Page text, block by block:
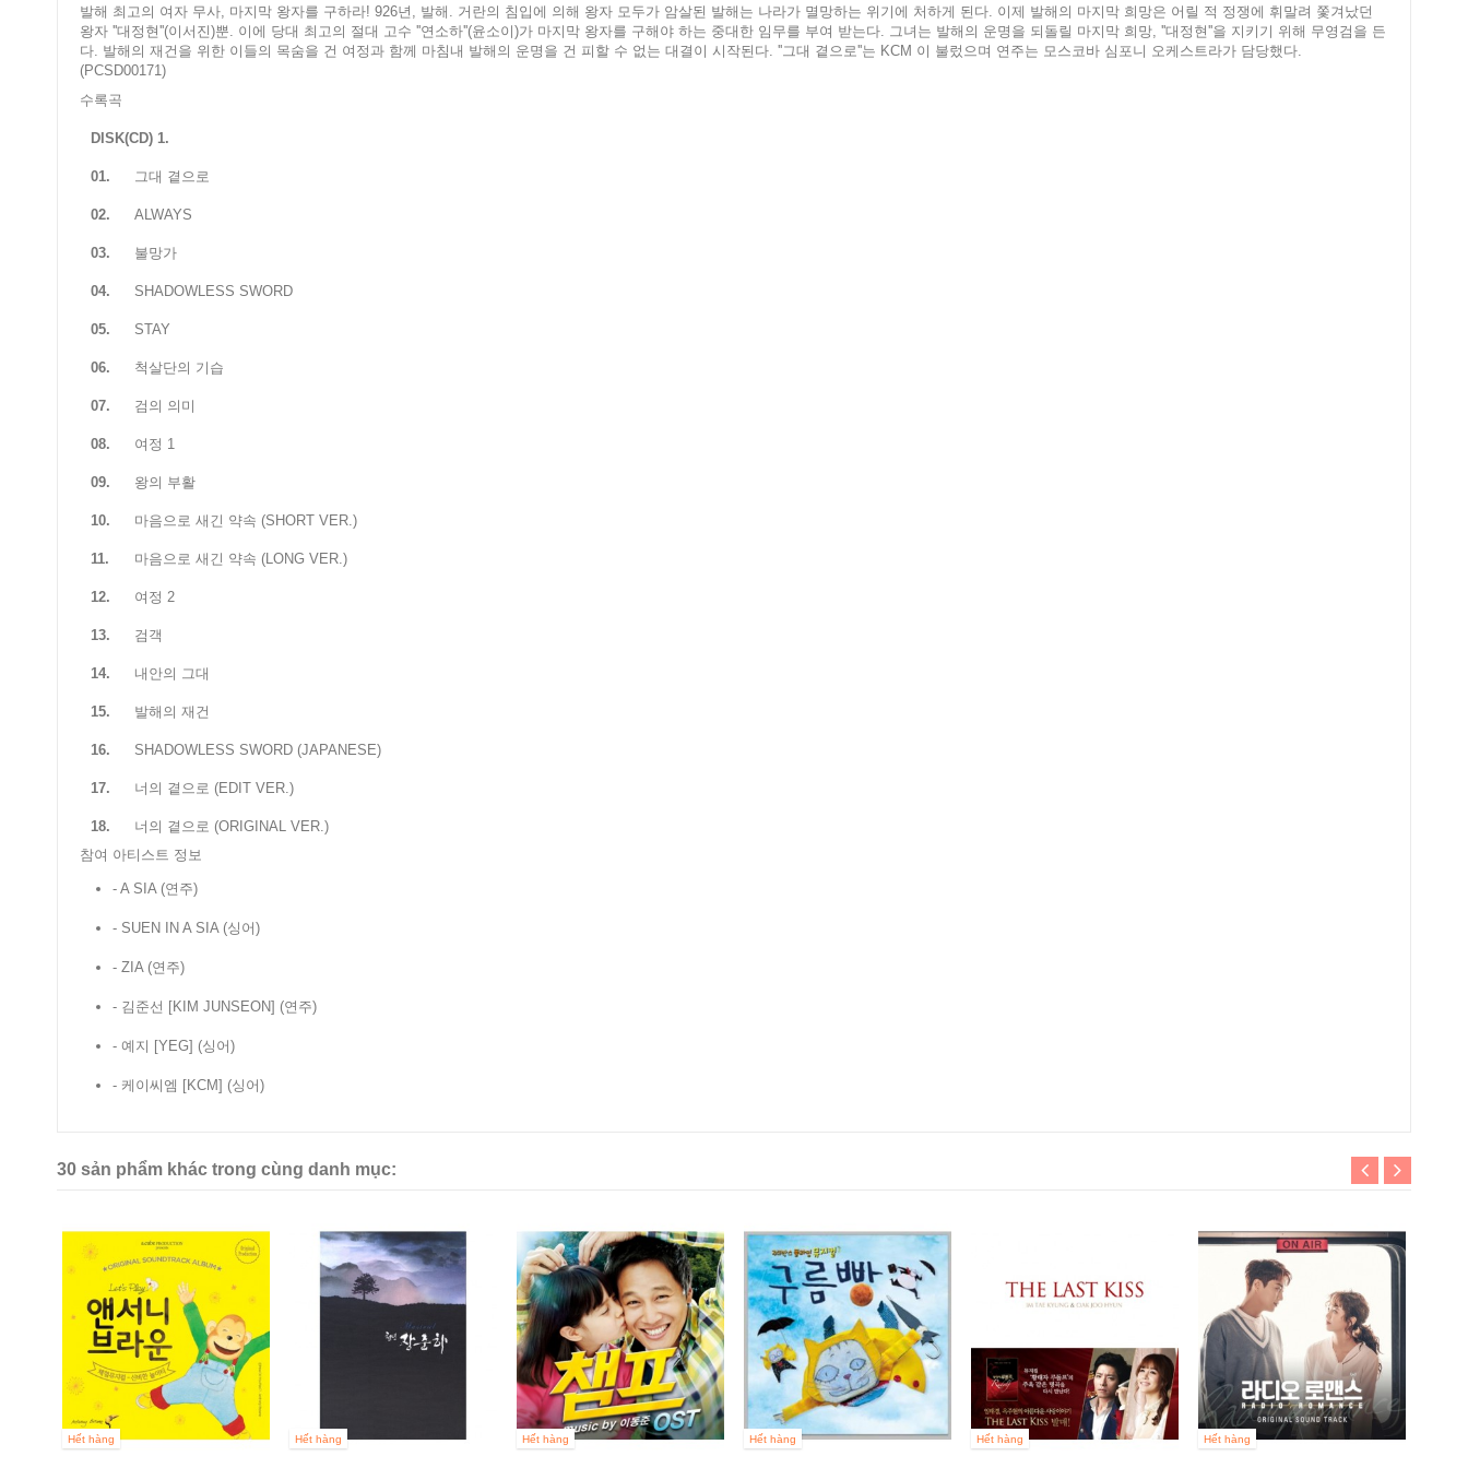
발해 최고의 여자 무사, 마지막 왕자를 구하라! 926년, 발해. 거란의 침입에 의해 왕자 모두가 암살된 발해는 나라가 멸망하는 위기에 처하게 된다. 이제 발해의 마지막 희망은 어릴 적 정쟁에 휘말려 쫓겨났던
왕자 ''대정현''(이서진)뿐. 이에 당대 최고의 절대 고수 ''연소하''(윤소이)가 마지막 왕자를 구해야 하는 중대한 임무를 부여 받는다. 그녀는 발해의 운명을 되돌릴 마지막 희망, ''대정현''을 지키기 위해 무영검을 든
다. 발해의 재건을 위한 이들의 목숨을 건 여정과 함께 마침내 발해의 운명을 건 피할 수 없는 대결이 시작된다. ''그대 곁으로''는 KCM 이 불렀으며 연주는 모스코바 심포니 오케스트라가 담당했다.
(PCSD00171)
수록곡
DISK(CD) 1.
01. 그대 곁으로
02. ALWAYS
03. 불망가
04. SHADOWLESS SWORD
05. STAY
06. 척살단의 기습
07. 검의 의미
08. 여정 1
09. 왕의 부활
10. 마음으로 새긴 약속 (SHORT VER.)
11. 마음으로 새긴 약속 (LONG VER.)
12. 여정 2
13. 검객
14. 내안의 그대
15. 발해의 재건
16. SHADOWLESS SWORD (JAPANESE)
17. 너의 곁으로 (EDIT VER.)
18.
너의 곁으로 (ORIGINAL VER.)
참여 아티스트 정보
- A SIA (연주)
- SUEN IN A SIA (싱어)
- ZIA (연주)
- 김준선 [KIM JUNSEON] (연주)
- 예지 [YEG] (싱어)
- 케이씨엠 [KCM] (싱어)
30 sản phẩm khác trong cùng danh mục:
Hết hàng Hết hàng Hết hàng Hết hàng Hết hàng Hết hàng